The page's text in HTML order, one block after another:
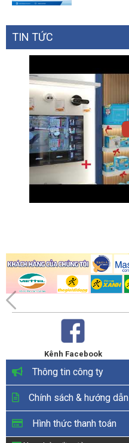
TIN TỨC
Kênh Facebook
Thông tin công ty
Chính sách & hướng dẫn
Hình thức thanh toán